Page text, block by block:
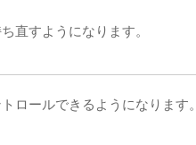
直すようになります。
ロールできるようになります。